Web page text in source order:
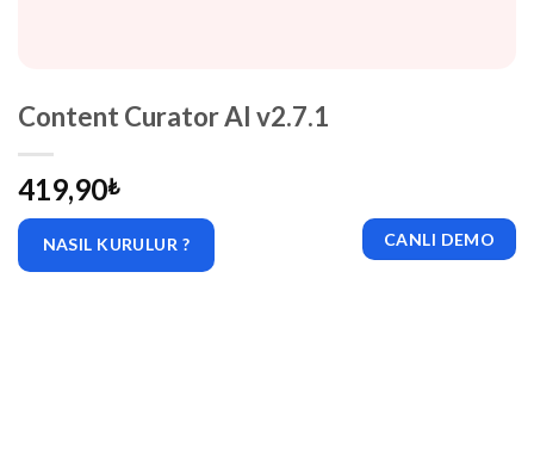
Content Curator AI v2.7.1
419,90₺
NASIL KURULUR ? CANLI DEMO